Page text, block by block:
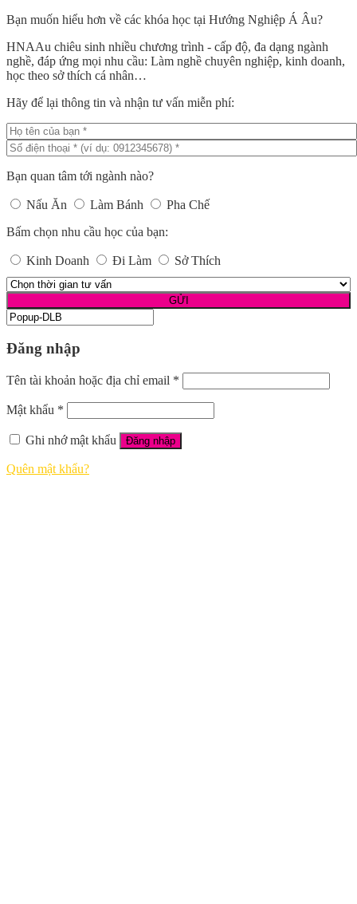
Bạn muốn hiểu hơn về các khóa học tại Hướng Nghiệp Á Âu?
HNAAu chiêu sinh nhiều chương trình - cấp độ, đa dạng ngành
nghề, đáp ứng mọi nhu cầu: Làm nghề chuyên nghiệp, kinh doanh,
học theo sở thích cá nhân…
Hãy để lại thông tin và nhận tư vấn miễn phí:
Bạn quan tâm tới ngành nào?
Nấu Ăn Làm Bánh
Pha Chế
Bấm chọn nhu cầu học của bạn:
Kinh Doanh Đi Làm Sở Thích
Đăng nhập
Tên tài khoản hoặc địa chỉ email *
Mật khẩu *
Ghi nhớ mật khẩu Đăng nhập
Quên mật khẩu?